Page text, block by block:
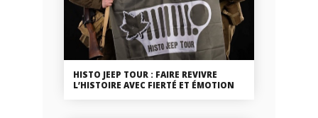
HISTO JEEP TOUR : FAIRE REVIVRE
L’HISTOIRE AVEC FIERTÉ ET ÉMOTION